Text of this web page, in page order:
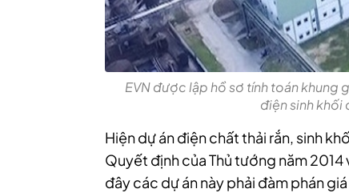
EVN được lập hồ sơ tính toán khung
điện sinh khối
Hiện dự án điện chất thải rắn, sinh
Quyết định của Thủ tướng năm
đây các dự án này phải đàm phán